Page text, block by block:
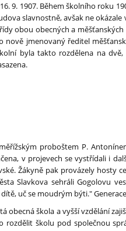
9. 1907. Během školního roku
slavnostně, avšak ne
obou obecných a
jmenovaný ředitel
byla takto rozdělena na
proboštem P.
v projevech se vystřídali i
Žákyně pak provázely hosty
Slavkova sehráli Gogolovu
uč se moudrým býti."
obecná škola a vyšší vzdělání
školu pod společnou